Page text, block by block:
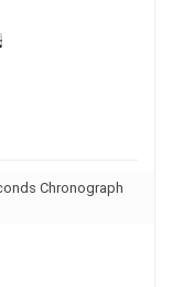
Chronograph